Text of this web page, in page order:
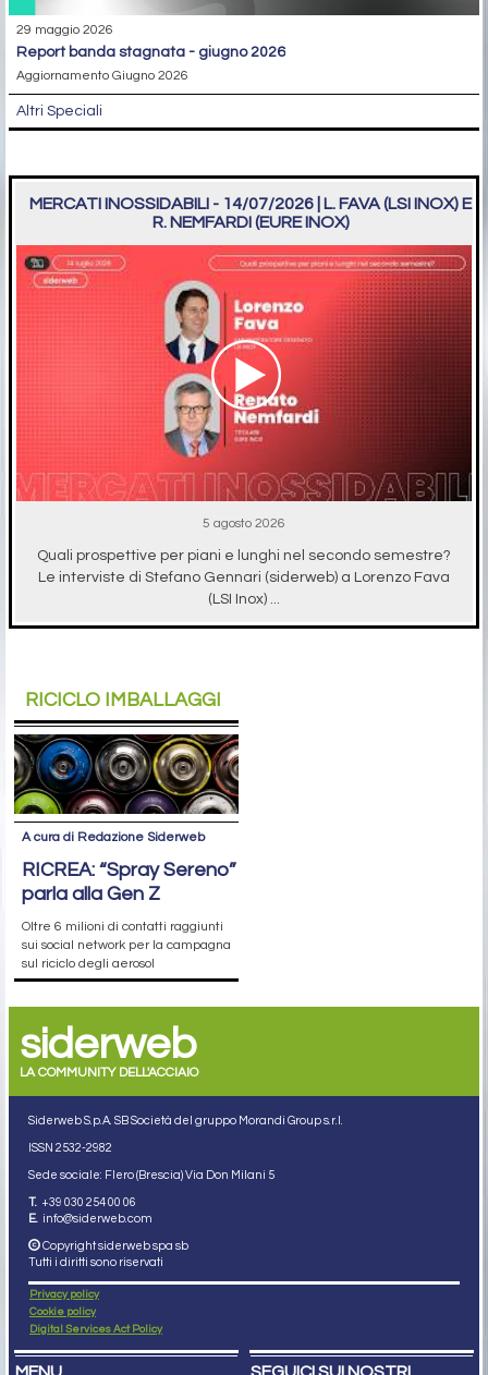
29 maggio 2026
report banda stagnata - giugno 2026
Aggiornamento Giugno 2026
Altri Speciali
MERCATI INOSSIDABILI - 14/07/2026 | L. FAVA (LSI INOX) E
R. NEMFARDI (EURE INOX)
5 agosto 2026
Quali prospettive per piani e lunghi nel secondo semestre?
Le interviste di Stefano Gennari (siderweb) a Lorenzo Fava
(LSI Inox) ...
RICICLO IMBALLAGGI
A cura di Redazione Siderweb
RICREA: “Spray Sereno”
parla alla Gen Z
Oltre 6 milioni di contatti raggiunti
sui social network per la campagna
sul riciclo degli aerosol
siderweb
LA COMMUNITY DELL'ACCIAIO
Siderweb S.p.A. SB Società del gruppo Morandi Group s.r.l.
ISSN 2532-2982
Sede sociale: Flero (Brescia) Via Don Milani 5
T. +39 030 254 00 06
E. info@siderweb.com
Copyright siderweb spa sb
Tutti i diritti sono riservati
Privacy policy
Cookie policy
Digital Services Act Policy